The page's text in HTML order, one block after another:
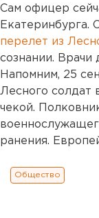
Сам офицер
Екатеринбурга.
перелет из
сознании. Врачи
Напомним, 25
Лесного солдат
чекой.
ранения.
Общество